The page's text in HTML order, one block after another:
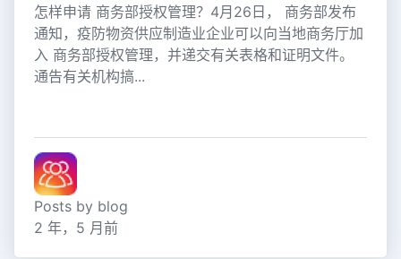
怎样申请 商务部授权管理？4月26日， 商务部发布
通知，疫防物资供应制造业企业可以向当地商务厅加
入 商务部授权管理，并递交有关表格和证明文件。
通告有关机构搞...
Posts by blog
2 年，5 月前